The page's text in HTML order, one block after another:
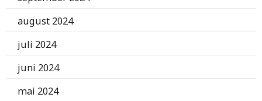
august 2024
juli 2024
juni 2024
mai 2024